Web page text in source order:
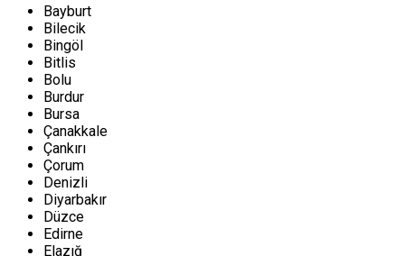
Bayburt
Bilecik
Bingöl
Bitlis
Bolu
Burdur
Bursa
Çanakkale
Çankırı
Çorum
Denizli
Diyarbakır
Düzce
Edirne
Elazığ